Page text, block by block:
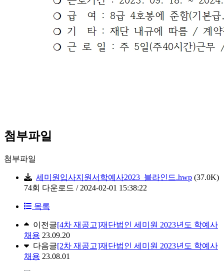
첨부파일
첨부파일
세미원입사지원서학예사2023_블라인드.hwp (37.0K)
74회 다운로드 / 2024-02-01 15:38:22
목록
이전글[4차 재공고]재단법인 세미원 2023년도 학예사
채용 23.09.20
다음글[2차 재공고]재단법인 세미원 2023년도 학예사
채용 23.08.01